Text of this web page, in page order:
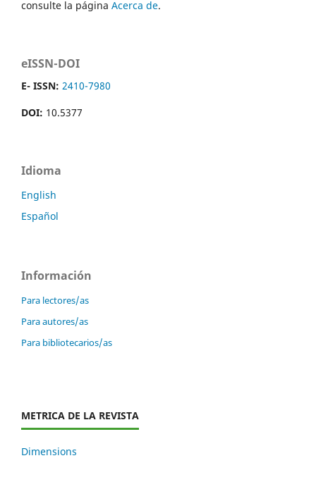
consulte la página Acerca de.
eISSN-DOI
E- ISSN: 2410-7980
DOI: 10.5377
Idioma
English
Español
Información
Para lectores/as
Para autores/as
Para bibliotecarios/as
METRICA DE LA REVISTA
Dimensions